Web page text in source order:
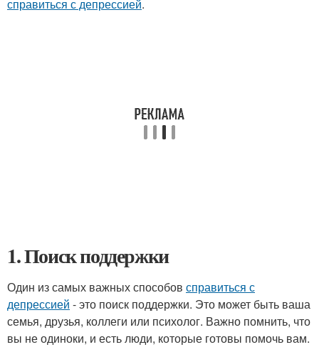
справиться с депрессией.
1. Поиск поддержки
Один из самых важных способов справиться с
депрессией - это поиск поддержки. Это может быть ваша
семья, друзья, коллеги или психолог. Важно помнить, что
вы не одиноки, и есть люди, которые готовы помочь вам.